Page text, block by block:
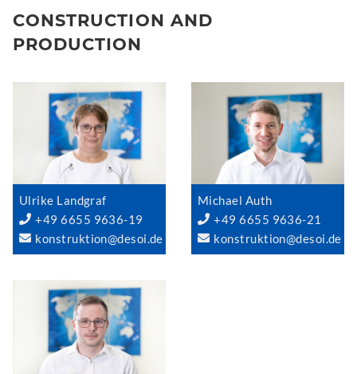
CONSTRUCTION AND
PRODUCTION
Ulrike Landgraf
+49 6655 9636-19
konstruktion@desoi.de
Michael Auth
+49 6655 9636-21
konstruktion@desoi.de